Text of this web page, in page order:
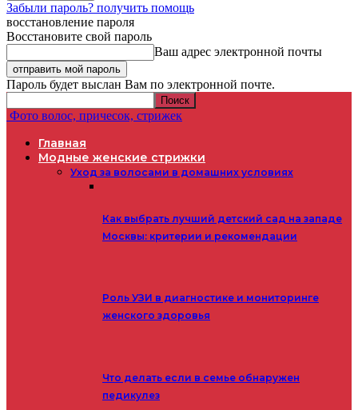
Забыли пароль? получить помощь
восстановление пароля
Восстановите свой пароль
Ваш адрес электронной почты
Пароль будет выслан Вам по электронной почте.
Фото волос, причесок, стрижек
Главная
Модные женские стрижки
Уход за волосами в домашних условиях
Как выбрать лучший детский сад на западе
Москвы: критерии и рекомендации
Роль УЗИ в диагностике и мониторинге
женского здоровья
Что делать если в семье обнаружен
педикулез